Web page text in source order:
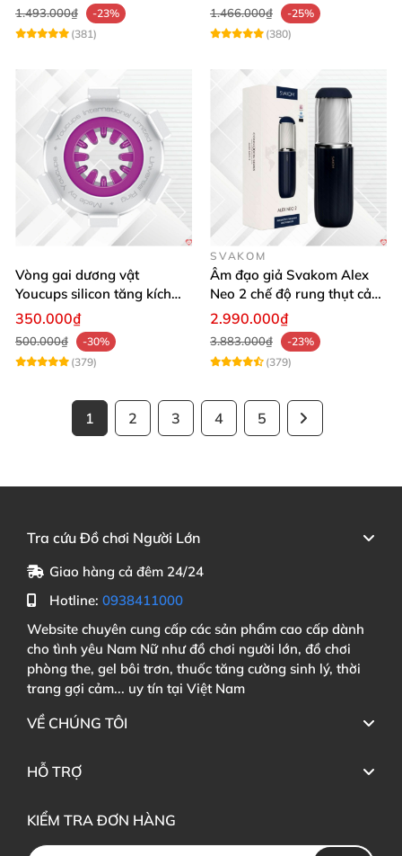
1.493.000₫
-23%
(381)
1.466.000₫
-25%
(380)
Vòng gai dương vật
Youcups silicon tăng kích
thước cực mạnh
350.000₫
500.000₫
-30%
(379)
SVAKOM
Âm đạo giả Svakom Alex
Neo 2 chế độ rung thụt cảm
giác thật
2.990.000₫
3.883.000₫
-23%
(379)
1 2 3 4 5
Tra cứu Đồ chơi Người Lớn
Giao hàng cả đêm 24/24
Hotline: 0938411000
Website chuyên cung cấp các sản phẩm cao cấp dành
cho tình yêu Nam Nữ như đồ chơi người lớn, đồ chơi
phòng the, gel bôi trơn, thuốc tăng cường sinh lý, thời
trang gợi cảm... uy tín tại Việt Nam
VỀ CHÚNG TÔI
HỖ TRỢ
KIỂM TRA ĐƠN HÀNG